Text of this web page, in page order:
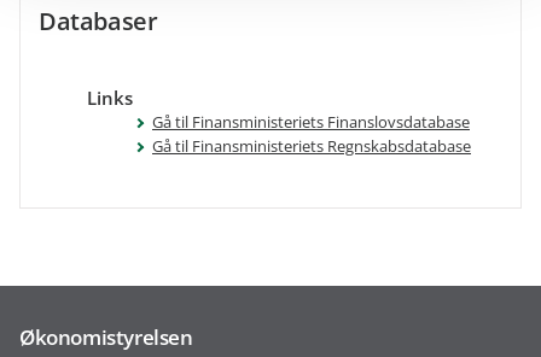
Databaser
Links
Gå til Finansministeriets Finanslovsdatabase
Gå til Finansministeriets Regnskabsdatabase
Økonomistyrelsen